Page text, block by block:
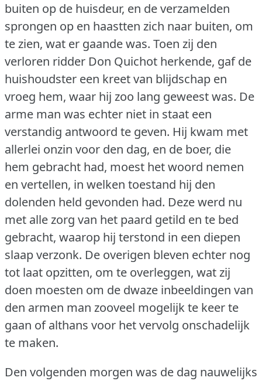
buiten op de huisdeur, en de verzamelden
sprongen op en haastten zich naar buiten, om
te zien, wat er gaande was. Toen zij den
verloren ridder Don Quichot herkende, gaf de
huishoudster een kreet van blijdschap en
vroeg hem, waar hij zoo lang geweest was. De
arme man was echter niet in staat een
verstandig antwoord te geven. Hij kwam met
allerlei onzin voor den dag, en de boer, die
hem gebracht had, moest het woord nemen
en vertellen, in welken toestand hij den
dolenden held gevonden had. Deze werd nu
met alle zorg van het paard getild en te bed
gebracht, waarop hij terstond in een diepen
slaap verzonk. De overigen bleven echter nog
tot laat opzitten, om te overleggen, wat zij
doen moesten om de dwaze inbeeldingen van
den armen man zooveel mogelijk te keer te
gaan of althans voor het vervolg onschadelijk
te maken.
Den volgenden morgen was de dag nauwelijks